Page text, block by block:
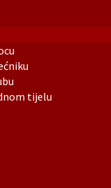
tijelu